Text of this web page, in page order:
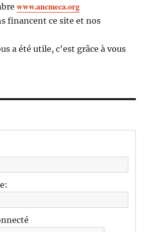
www.ancmeca.org
financent ce site et nos
a été utile, c'est grâce à vous